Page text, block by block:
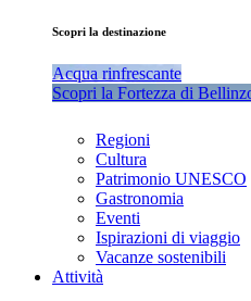
Scopri la destinazione
Acqua rinfrescante
Scopri la Fortezza di
Regioni
Cultura
Patrimonio UNESCO
Gastronomia
Eventi
Ispirazioni di viaggio
Vacanze sostenibili
Attività